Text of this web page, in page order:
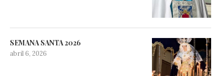
SEMANA SANTA 2026
abril 6, 2026